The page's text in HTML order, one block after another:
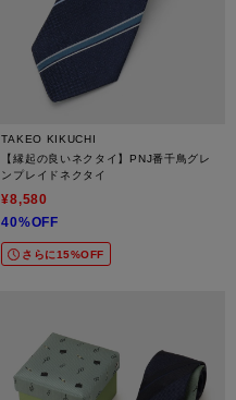
TAKEO KIKUCHI
【縁起の良いネクタイ】PNJ番千鳥グレ
ンプレイドネクタイ
¥8,580
40%OFF
さらに15%OFF